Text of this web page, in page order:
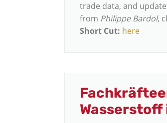
trade data, and
from Philippe Bardol,
Short Cut: here
Wasserstoff